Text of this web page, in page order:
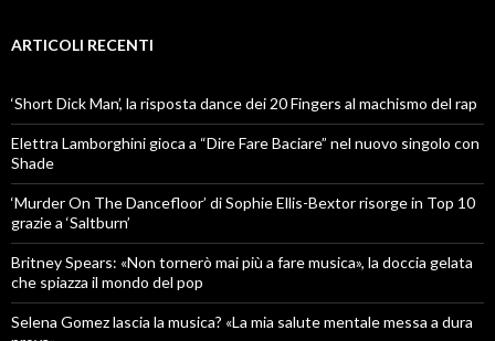
ARTICOLI RECENTI
‘Short Dick Man’, la risposta dance dei 20 Fingers al machismo del rap
Elettra Lamborghini gioca a “Dire Fare Baciare” nel nuovo singolo con
Shade
‘Murder On The Dancefloor’ di Sophie Ellis-Bextor risorge in Top 10
grazie a ‘Saltburn’
Britney Spears: «Non tornerò mai più a fare musica», la doccia gelata
che spiazza il mondo del pop
Selena Gomez lascia la musica? «La mia salute mentale messa a dura